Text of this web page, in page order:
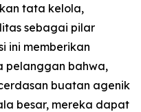
tata kelola,
sebagai pilar
ini memberikan
pelanggan bahwa,
buatan agenik
besar, mereka dapat